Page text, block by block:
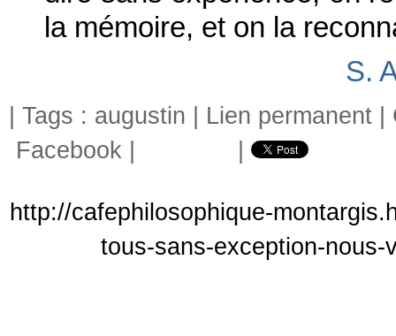
la mémoire, et on la
S.
| Tags : augustin Lien permanent
Facebook
http://cafephilosophique-
tous-sans-exception-nous-